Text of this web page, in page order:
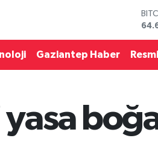
Gaziantep Haber